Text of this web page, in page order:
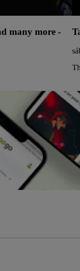
many more -